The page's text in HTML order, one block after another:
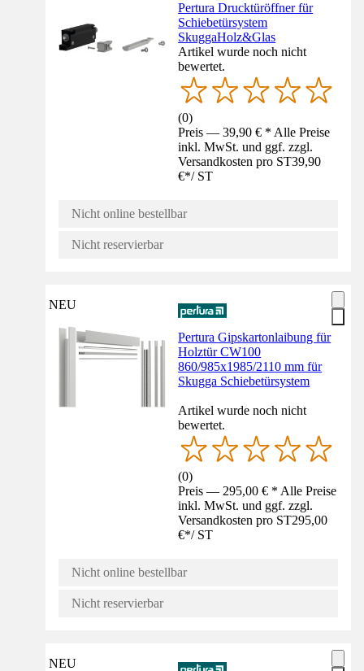
Pertura Drucktüröffner für
Schiebetürsystem
SkuggaHolz&Glas
Artikel wurde noch nicht
bewertet.
(0)
Preis — 39,90 € * Alle Preise
inkl. MwSt. und ggf. zzgl.
Versandkosten pro ST39,90
€*/ ST
Nicht online bestellbar
Nicht reservierbar
NEU
Pertura Gipskartonlaibung für
Holztür CW100
860/985x1985/2110 mm für
Skugga Schiebetürsystem
Artikel wurde noch nicht
bewertet.
(0)
Preis — 295,00 € * Alle Preise
inkl. MwSt. und ggf. zzgl.
Versandkosten pro ST295,00
€*/ ST
Nicht online bestellbar
Nicht reservierbar
NEU